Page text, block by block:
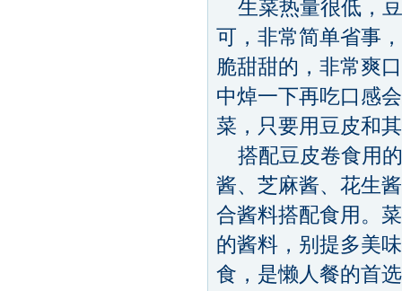
生菜热量很低，
可，非常简单省事
脆甜甜的，非常爽
中焯一下再吃口感
菜，只要用豆皮和
搭配豆皮卷食用
酱、芝麻酱、花生
合酱料搭配食用。
的酱料，别提多美
食，是懒人餐的首